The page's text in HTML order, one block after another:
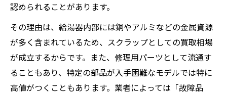
認められることがあります。
その理由は、給湯器内部には銅やアルミなどの金属資源
が多く含まれているため、スクラップとしての買取相場
が成立するからです。また、修理用パーツとして流通す
ることもあり、特定の部品が入手困難なモデルでは特に
高値がつくこともあります。業者によっては「故障品